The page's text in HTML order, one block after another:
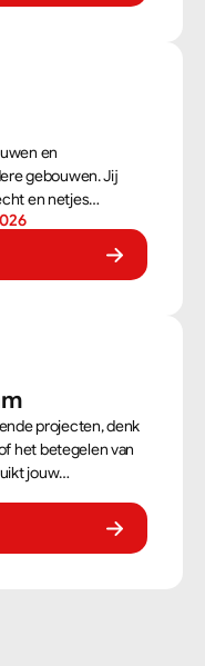
en
gebouwen. Jij
en netjes
een bouwtekening
moet worden.
een team je
projecten, denk
het betegelen van
jouw
Als
diverse taken.